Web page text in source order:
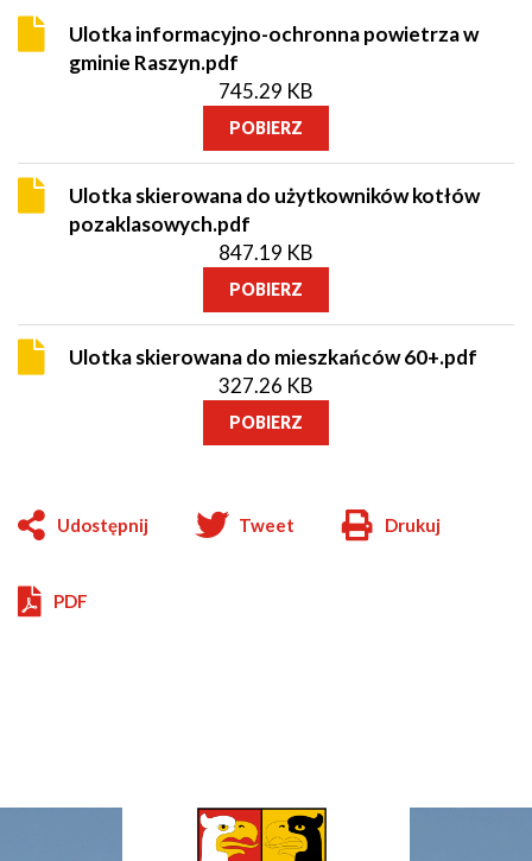
Ulotka informacyjno-ochronna powietrza w
gminie Raszyn.pdf
745.29 KB
POBIERZ
Ulotka skierowana do użytkowników kotłów
pozaklasowych.pdf
847.19 KB
POBIERZ
Ulotka skierowana do mieszkańców 60+.pdf
327.26 KB
POBIERZ
Udostępnij Tweet
Will
Drukuj
PDF